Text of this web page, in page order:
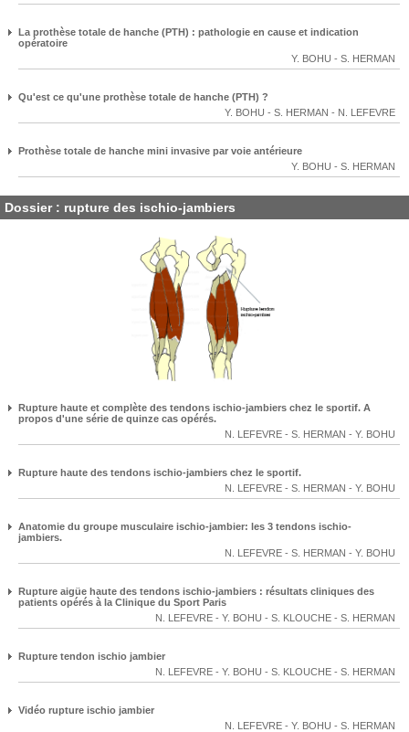
La prothèse totale de hanche (PTH) : pathologie en cause et indication
opératoire
Y. BOHU - S. HERMAN
Qu'est ce qu'une prothèse totale de hanche (PTH) ?
Y. BOHU - S. HERMAN - N. LEFEVRE
Prothèse totale de hanche mini invasive par voie antérieure
Y. BOHU - S. HERMAN
Dossier : rupture des ischio-jambiers
Rupture haute et complète des tendons ischio-jambiers chez le sportif. A
propos d'une série de quinze cas opérés.
N. LEFEVRE - S. HERMAN - Y. BOHU
Rupture haute des tendons ischio-jambiers chez le sportif.
N. LEFEVRE - S. HERMAN - Y. BOHU
Anatomie du groupe musculaire ischio-jambier: les 3 tendons ischio-
jambiers.
N. LEFEVRE - S. HERMAN - Y. BOHU
Rupture aigüe haute des tendons ischio-jambiers : résultats cliniques des
patients opérés à la Clinique du Sport Paris
N. LEFEVRE - Y. BOHU - S. KLOUCHE - S. HERMAN
Rupture tendon ischio jambier
N. LEFEVRE - Y. BOHU - S. KLOUCHE - S. HERMAN
Vidéo rupture ischio jambier
N. LEFEVRE - Y. BOHU - S. HERMAN